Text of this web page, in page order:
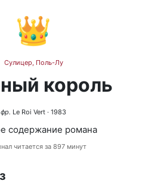
👑
Сулицер, Поль-Лу
король
фр. Le Roi Vert · 1983
содержание романа
читается за 897 минут